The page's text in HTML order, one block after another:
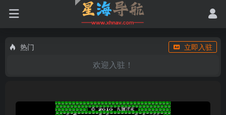
热门 立即入驻
欢迎入驻！